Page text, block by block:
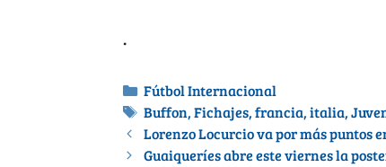
.
Fútbol Internacional
Buffon,Fichajes,francia,italia,
Lorenzo Locurcio va por más puntos
Guaiqueríes abre este viernes la